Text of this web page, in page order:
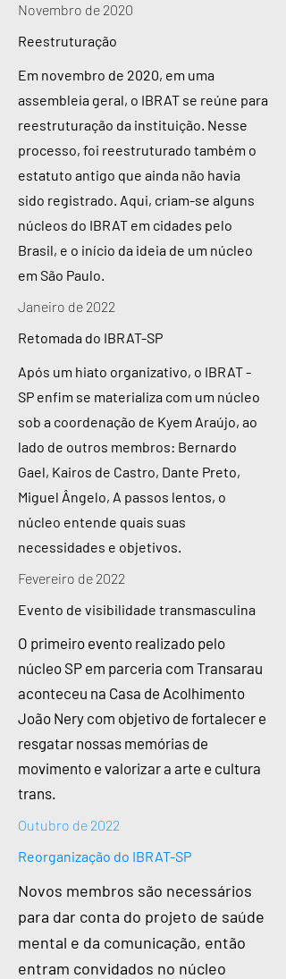
Novembro de 2020
Reestruturação
Em novembro de 2020, em uma
assembleia geral, o IBRAT se reúne para
reestruturação da instituição. Nesse
processo, foi reestruturado também o
estatuto antigo que ainda não havia
sido registrado. Aqui, criam-se alguns
núcleos do IBRAT em cidades pelo
Brasil, e o início da ideia de um núcleo
em São Paulo.
Janeiro de 2022
Retomada do IBRAT-SP
Após um hiato organizativo, o IBRAT -
SP enfim se materializa com um núcleo
sob a coordenação de Kyem Araújo, ao
lado de outros membros: Bernardo
Gael, Kairos de Castro, Dante Preto,
Miguel Ângelo, A passos lentos, o
núcleo entende quais suas
necessidades e objetivos.
Fevereiro de 2022
Evento de visibilidade transmasculina
O primeiro evento realizado pelo
núcleo SP em parceria com Transarau
aconteceu na Casa de Acolhimento
João Nery com objetivo de fortalecer e
resgatar nossas memórias de
movimento e valorizar a arte e cultura
trans.
Outubro de 2022
Reorganização do IBRAT-SP
Novos membros são necessários
para dar conta do projeto de saúde
mental e da comunicação, então
entram convidados no núcleo